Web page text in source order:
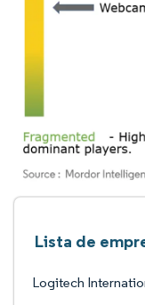
Lista de
Logitech